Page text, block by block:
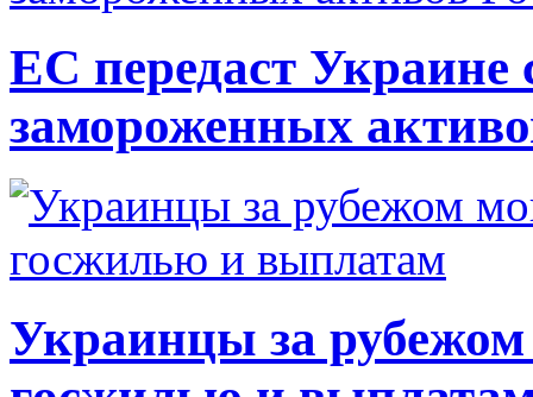
ЕС передаст Украине
замороженных
Украинцы за рубежом